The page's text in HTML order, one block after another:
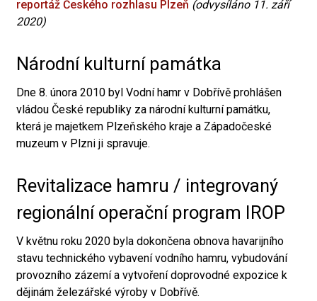
reportáž Českého rozhlasu Plzeň (odvysíláno 11. září
2020)
Národní kulturní památka
Dne 8. února 2010 byl Vodní hamr v Dobřívě prohlášen
vládou České republiky za národní kulturní památku,
která je majetkem Plzeňského kraje a Západočeské
muzeum v Plzni ji spravuje.
Revitalizace hamru / integrovaný
regionální operační program IROP
V květnu roku 2020 byla dokončena obnova havarijního
stavu technického vybavení vodního hamru, vybudování
provozního zázemí a vytvoření doprovodné expozice k
dějinám železářské výroby v Dobřívě.